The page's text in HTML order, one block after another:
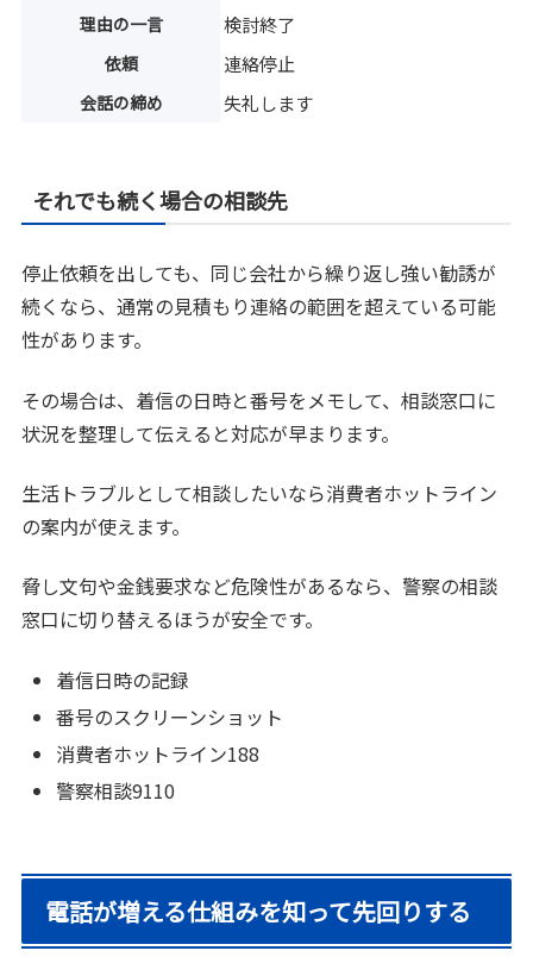
理由の一言 検討終了
依頼 連絡停止
会話の締め 失礼します
それでも続く場合の相談先
停止依頼を出しても、同じ会社から繰り返し強い勧誘が
続くなら、通常の見積もり連絡の範囲を超えている可能
性があります。
その場合は、着信の日時と番号をメモして、相談窓口に
状況を整理して伝えると対応が早まります。
生活トラブルとして相談したいなら消費者ホットライン
の案内が使えます。
脅し文句や金銭要求など危険性があるなら、警察の相談
窓口に切り替えるほうが安全です。
着信日時の記録
番号のスクリーンショット
消費者ホットライン188
警察相談9110
電話が増える仕組みを知って先回りする